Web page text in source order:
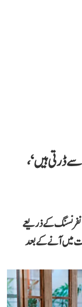
ڈرتی ہیں‘،
کے ذریعے
میں آنے کے بعد